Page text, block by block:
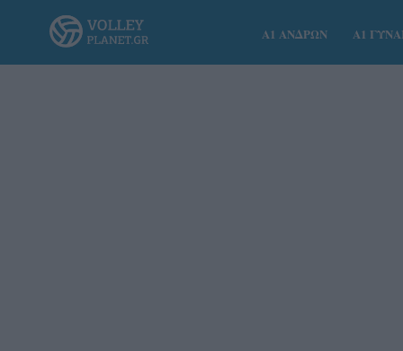
Α1 ΑΝΔΡΩΝ Α1